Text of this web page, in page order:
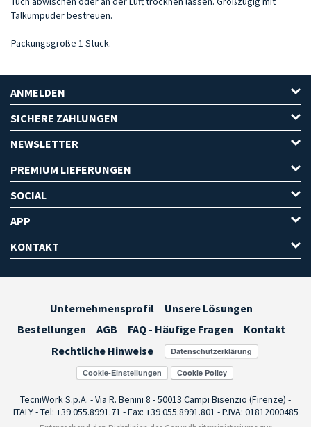
Talkumpuder bestreuen.
Packungsgröße 1 Stück.
ANMELDEN
SICHERE ZAHLUNGEN
NEWSLETTER
PREMIUM LIEFERUNGEN
SOCIAL
APP
KONTAKT
Unternehmensprofil
Unsere Lösungen
Bestellungen
AGB FAQ - Häufige Fragen
Kontakt
Rechtliche Hinweise
Cookie-Einstellungen
TecniWork S.p.A. - Via R. Benini 8 - 50013 Campi Bisenzio (Firenze) -
ITALY - Tel: +39 055.8991.71 - Fax: +39 055.8991.801 - P.IVA: 01812000485